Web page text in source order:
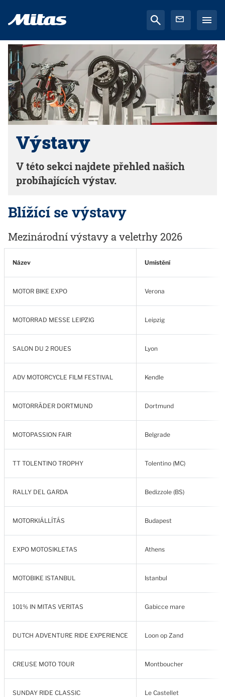
Výstavy
V této sekci najdete přehled našich
probíhajících výstav.
Blížící se výstavy
Mezinárodní výstavy a veletrhy 2026
Název Umístění
MOTOR BIKE EXPO Verona
MOTORRAD MESSE LEIPZIG Leipzig
SALON DU 2 ROUES Lyon
ADV MOTORCYCLE FILM FESTIVAL Kendle
MOTORRÄDER DORTMUND Dortmund
MOTOPASSION FAIR Belgrade
TT TOLENTINO TROPHY Tolentino (MC)
RALLY DEL GARDA Bedizzole (BS)
MOTORKIÁLLÍTÁS Budapest
EXPO MOTOSIKLETAS Athens
MOTOBIKE ISTANBUL Istanbul
101% IN MITAS VERITAS Gabicce mare
DUTCH ADVENTURE RIDE EXPERIENCE Loon op Zand
CREUSE MOTO TOUR Montboucher
SUNDAY RIDE CLASSIC Le Castellet